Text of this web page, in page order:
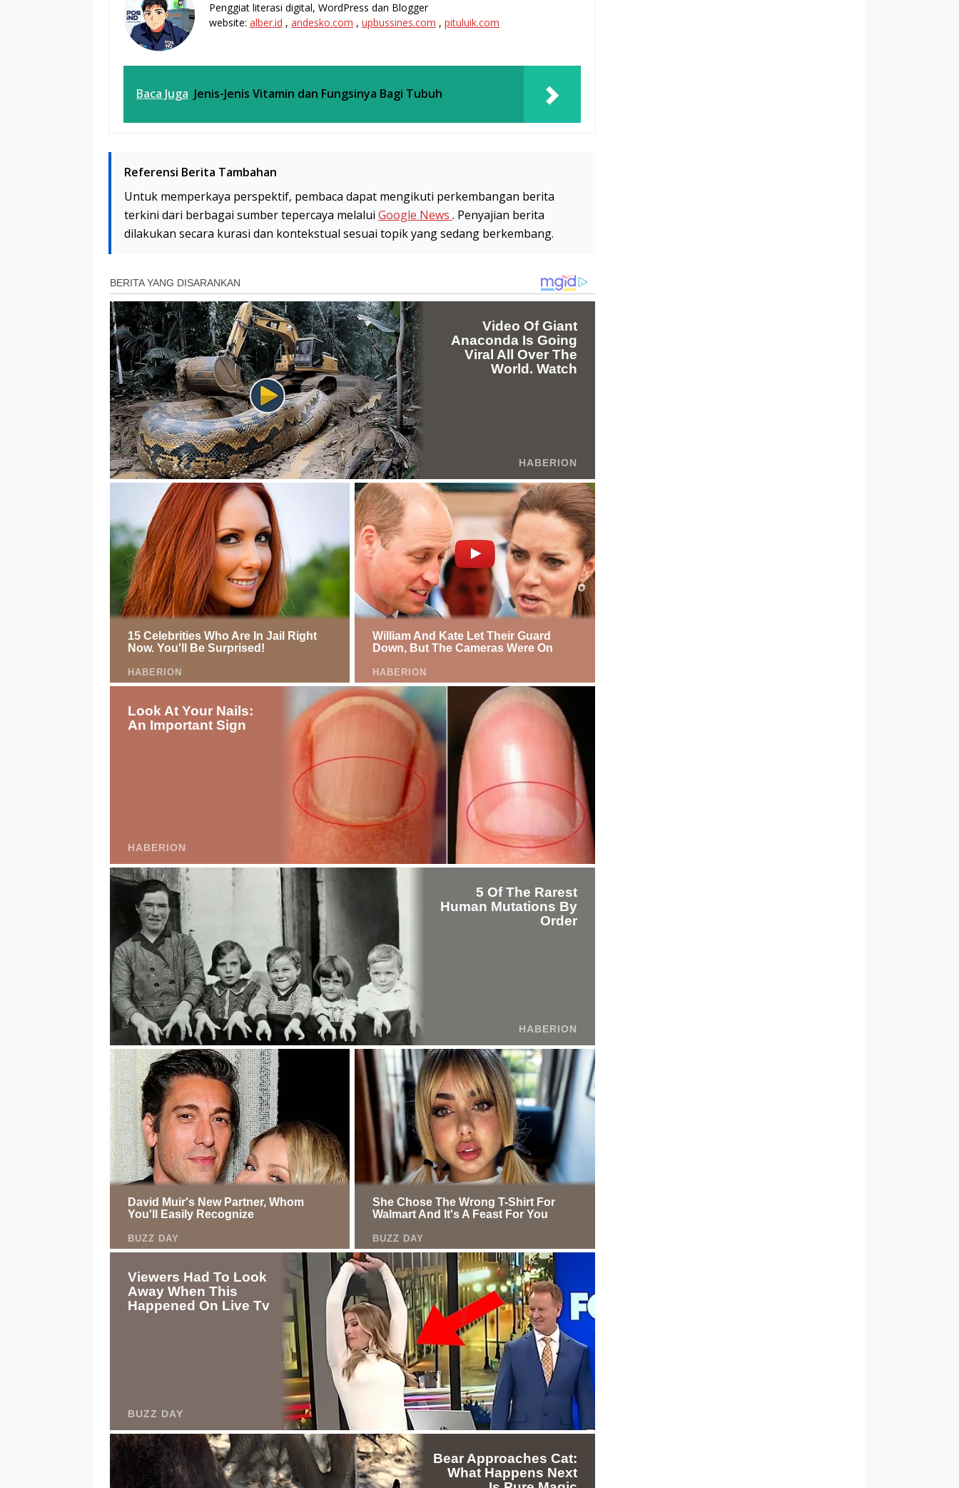
Penggiat literasi digital, WordPress dan Blogger
website: alber.id , andesko.com , upbussines.com , pituluik.com
Baca Juga Jenis-Jenis Vitamin dan Fungsinya Bagi Tubuh
Referensi Berita Tambahan
Untuk memperkaya perspektif, pembaca dapat mengikuti perkembangan berita
terkini dari berbagai sumber tepercaya melalui Google News . Penyajian berita
dilakukan secara kurasi dan kontekstual sesuai topik yang sedang berkembang.